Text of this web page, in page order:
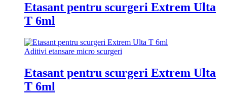
Etasant pentru scurgeri Extrem Ulta
T 6ml
Aditivi etansare micro scurgeri
Etasant pentru scurgeri Extrem Ulta
T 6ml